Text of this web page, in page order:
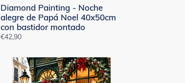
bastidor
montado
Diamond Painting - Noche
alegre de Papá Noel 40x50cm
con bastidor montado
Precio
€42,90
Diamond
Painting